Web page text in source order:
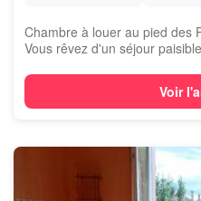
Chambre à louer au pied des
Vous rêvez d'un séjour
Voir